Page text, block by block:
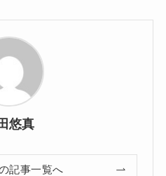
悠真
記事一覧へ